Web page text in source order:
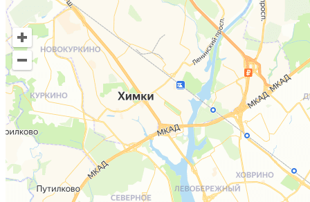
Комплексное обследование зубов с применением ИИ!
До 31 августа
всего за6975 4350 руб.!
Всё включено:
🦷Консультация-врача стоматолога